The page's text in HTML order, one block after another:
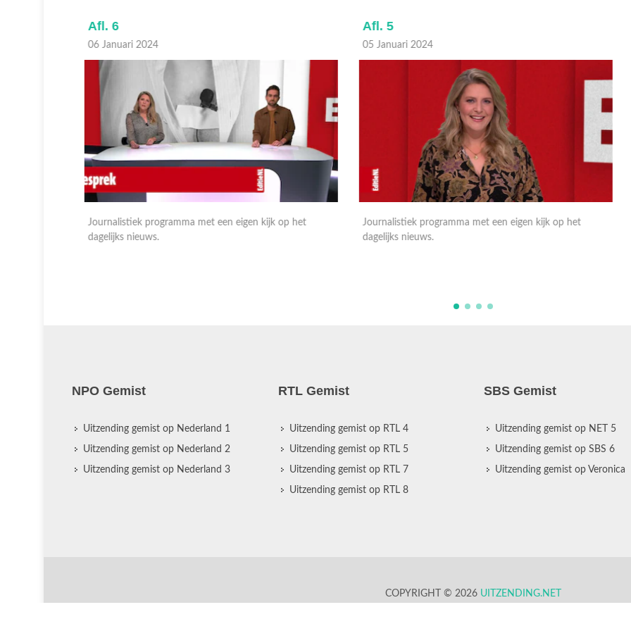
Afl. 6
06 Januari 2024
Journalistiek programma met een eigen kijk op het
dagelijks nieuws.
Afl. 5
05 Januari 2024
Journalistiek programma met een eigen kijk op het
dagelijks nieuws.
NPO Gemist
Uitzending gemist op Nederland 1
Uitzending gemist op Nederland 2
Uitzending gemist op Nederland 3
RTL Gemist
Uitzending gemist op RTL 4
Uitzending gemist op RTL 5
Uitzending gemist op RTL 7
Uitzending gemist op RTL 8
SBS Gemist
Uitzending gemist op NET 5
Uitzending gemist op SBS 6
Uitzending gemist op Veronica
COPYRIGHT © 2026 UITZENDING.NET